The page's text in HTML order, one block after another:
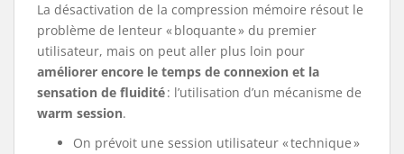
La désactivation de la compression mémoire résout le
problème de lenteur « bloquante » du premier
utilisateur, mais on peut aller plus loin pour
améliorer encore le temps de connexion et la
sensation de fluidité: l’utilisation d’un mécanisme de
warm session.
On prévoit une session utilisateur « technique »